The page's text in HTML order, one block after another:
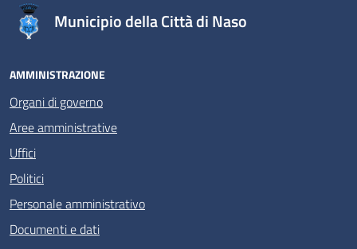
Municipio della Città di Naso
AMMINISTRAZIONE
Organi di governo
Aree amministrative
Uffici
Politici
Personale amministrativo
Documenti e dati